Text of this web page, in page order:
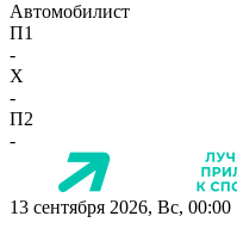
Автомобилист
П1
-
X
-
П2
-
13 сентября 2026, Вс, 00:00